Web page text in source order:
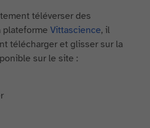
téléverser des
plateformeVittascience, il
télécharger et glisser sur la
sur le site :